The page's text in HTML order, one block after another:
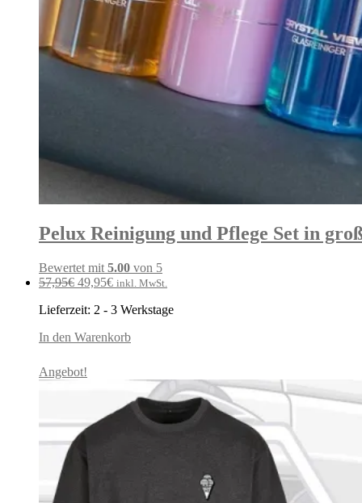
Pelux Reinigung und Pflege Set in
Bewertet mit 5.00 von 5
57,95€ Ursprünglicher
war:
49,95€Aktueller
ist:
inkl. MwSt.
Lieferzeit: 2 - 3 Werkstage
In den Warenkorb
Angebot!